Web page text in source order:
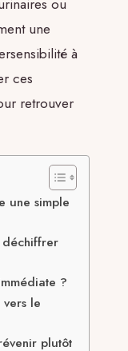
une
à
ces
retrouver
une simple
déchiffrer
?
le
plutôt